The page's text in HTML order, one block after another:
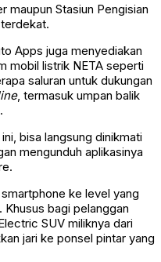
maupun Stasiun Pengisian
Apps juga menyediakan
mobil listrik NETA seperti
saluran untuk dukungan
, termasuk umpan balik
bisa langsung dinikmati
mengunduh aplikasinya
ke level yang
bagi pelanggan
SUV miliknya dari
jari ke ponsel pintar yang